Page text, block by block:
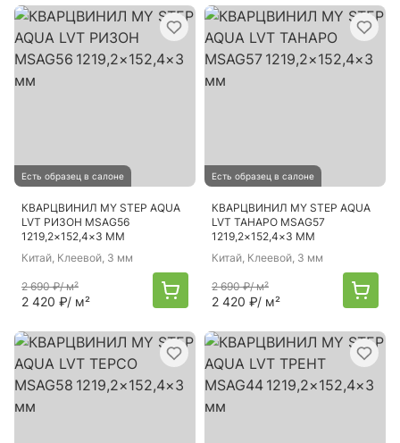
Есть образец в салоне
КВАРЦВИНИЛ MY STEP AQUA
LVT РИЗОН MSAG56
1219,2×152,4×3 ММ
Китай, Клеевой, 3 мм
2 690 ₽/ м²
2 420 ₽/ м²
Есть образец в салоне
КВАРЦВИНИЛ MY STEP AQUA
LVT ТАНАРО MSAG57
1219,2×152,4×3 ММ
Китай, Клеевой, 3 мм
2 690 ₽/ м²
2 420 ₽/ м²